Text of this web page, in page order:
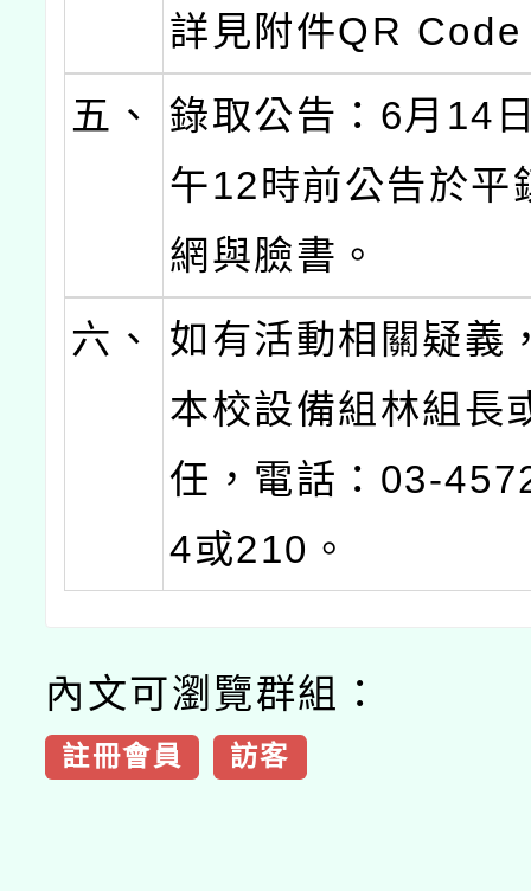
詳見附件QR Code
五、
錄取公告：6月14
午12時前公告於平
網與臉書。
六、
如有活動相關疑義
本校設備組林組長
任，電話：03-
4或210。
內文可瀏覽群組：
註冊會員 訪客